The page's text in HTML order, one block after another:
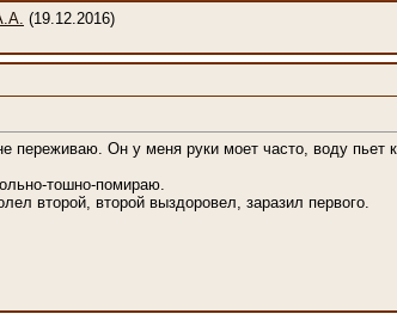
(19.12.2016)
переживаю. Он у меня руки моет часто, воду
тошно-помираю.
второй, второй выздоровел, заразил первого.